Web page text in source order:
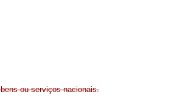
ou serviços nacionais.